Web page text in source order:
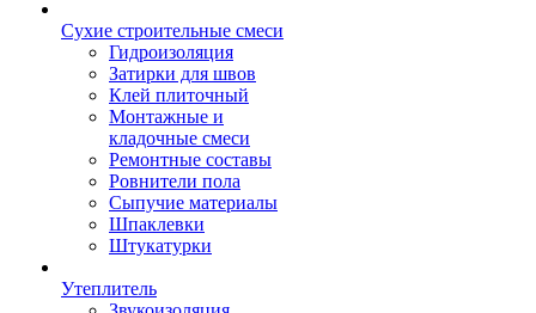
Сухие строительные смеси
Гидроизоляция
Затирки для швов
Клей плиточный
Монтажные и
кладочные смеси
Ремонтные составы
Ровнители пола
Сыпучие материалы
Шпаклевки
Штукатурки
Утеплитель